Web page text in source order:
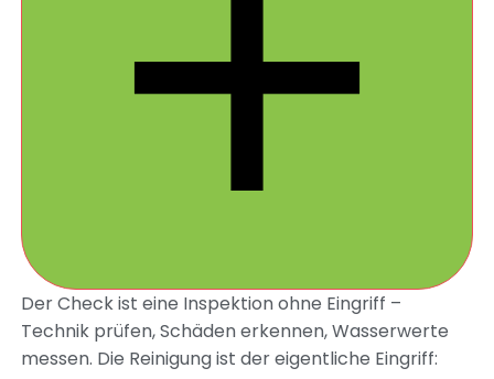
Der Check ist eine Inspektion ohne Eingriff –
Technik prüfen, Schäden erkennen, Wasserwerte
messen. Die Reinigung ist der eigentliche Eingriff: